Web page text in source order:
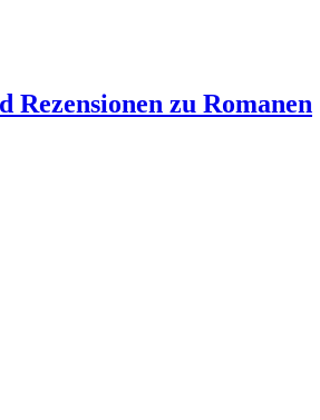
zu Romanen